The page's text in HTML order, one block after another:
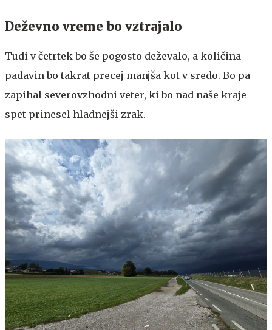
Deževno vreme bo vztrajalo
Tudi v četrtek bo še pogosto deževalo, a količina
padavin bo takrat precej manjša kot v sredo. Bo pa
zapihal severovzhodni veter, ki bo nad naše kraje
spet prinesel hladnejši zrak.